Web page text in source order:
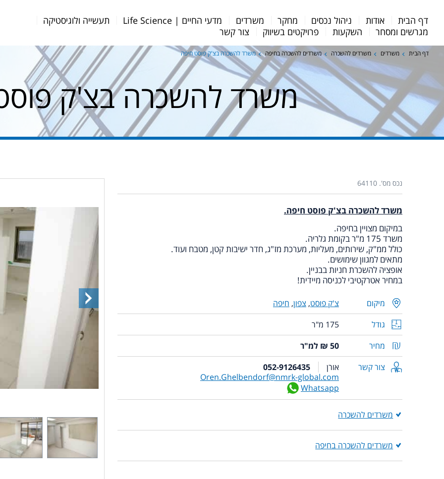
Menu
Bar
דף הבית אודות ניהול נכסים מחקר משרדים מדעי החיים | Life Science
תעשייה ולוגיסטיקה
מגרשים ומסחר
השקעות פרויקטים בשיווק צור קשר
דף הבית משרדים משרדים להשכרה משרדים להשכרה בחיפה משרד להשכרה בצ'ק פוסט חיפה
משרד להשכרה בצ'ק
נכס מס'. 64110
משרד להשכרה בצ'ק פוסט חיפה.
במיקום מצויין בחיפה.
משרד 175 מ"ר בקומת גלריה.
כולל ממ"ק, שירותים, מעליות, מערכת מז"ג, חדר ישיבות קטן, מטבח ועוד.
מתאים למגוון שימושים.
אופציה להשכרת חניות בבניין.
במחיר אטרקטיבי לכניסה מיידית!
מיקום צ'ק פוסט, צפון, חיפה
גודל
175 מ"ר
מחיר
50 ₪ למ"ר
צור קשר
אורן
052-9126435
Oren.Ghelbendorf@nmrk-global.com
Whatsapp
משרדים להשכרה
משרדים להשכרה בחיפה